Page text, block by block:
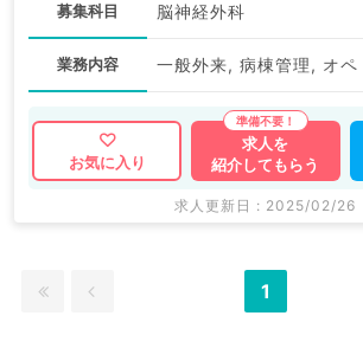
募集科目 脳神経外科
業務内容 一般外来, 病棟管理, オペ
お気に入り
求人を
紹介してもらう
求人更新日 : 2025/02/26
1